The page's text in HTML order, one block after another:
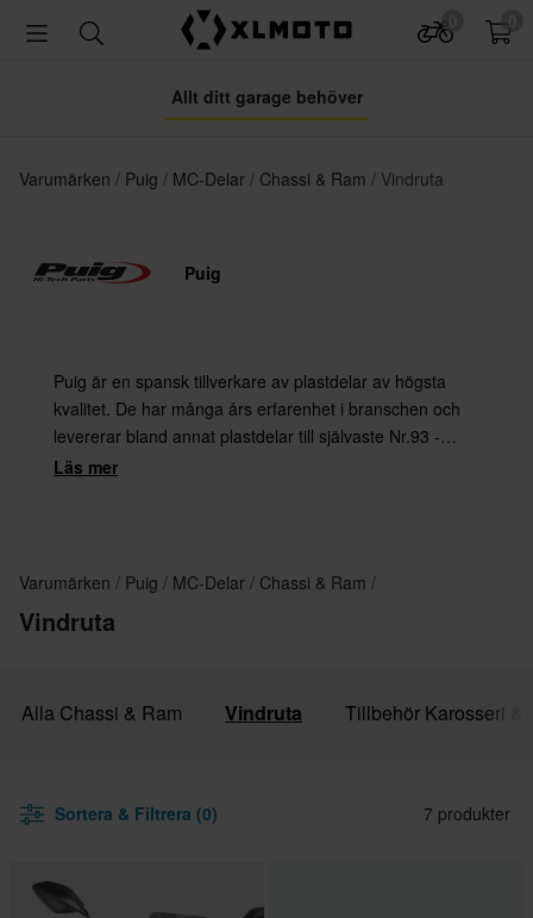
Allt ditt garage behöver
Varumärken Puig MC-Delar Chassi & Ram Vindruta
Puig
Puig är en spansk tillverkare av plastdelar av högsta
kvalitet. De har många års erfarenhet i branschen och
levererar bland annat plastdelar till självaste Nr.93 -
Marc Marquez!
Läs mer
Varumärken Puig MC-Delar Chassi & Ram
Vindruta
Alla Chassi & Ram Vindruta Tillbehör Karosseri &
Sortera & Filtrera (0) 7 produkter